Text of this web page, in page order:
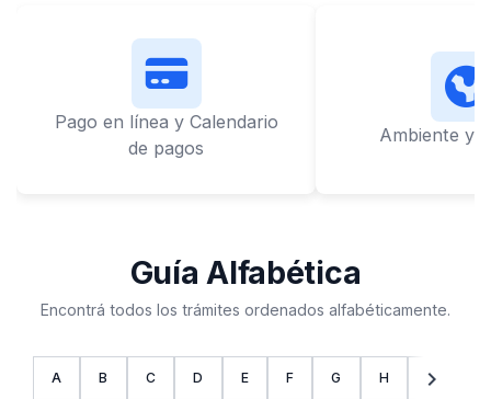
Pago en línea y Calendario
de pagos
Ambiente y
Guía Alfabética
Encontrá todos los trámites ordenados alfabéticamente.
chevron_left
A B C D E F G H Ichevron_right